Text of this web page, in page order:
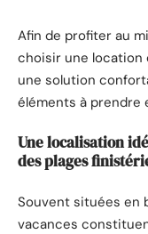
Afin de profiter au
choisir une location
une solution
éléments à prendre
Une localisation
des plages
Souvent situées en
vacances